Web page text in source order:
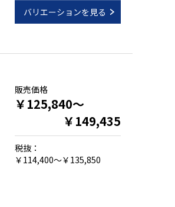
バリエーションを見る
販売価格
￥125,840～
￥149,435
税抜：
￥114,400～￥135,850